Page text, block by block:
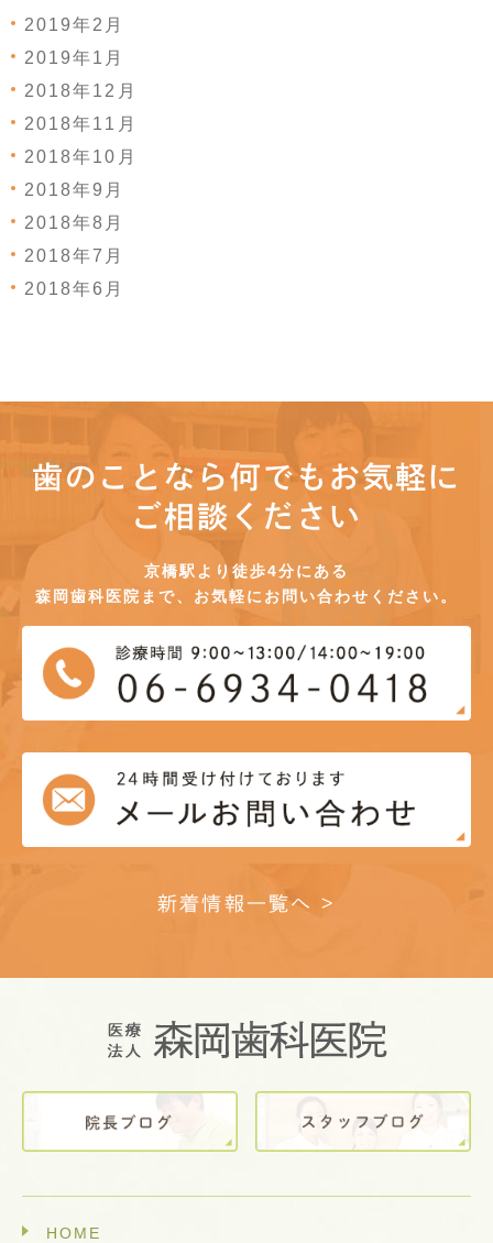
2019年2月
2019年1月
2018年12月
2018年11月
2018年10月
2018年9月
2018年8月
2018年7月
2018年6月
歯のことなら何でもお気軽に
ご相談ください
京橋駅より徒歩4分にある
森岡歯科医院まで、お気軽にお問い合わせください。
新着情報一覧へ >
HOME